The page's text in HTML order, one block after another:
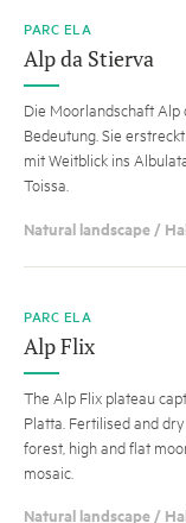
PARC ELA
Alp da Stierva
Die Moorlandschaft
Bedeutung. Sie
mit Weitblick ins
Toissa.
Natural landscape /
PARC ELA
Alp Flix
The Alp Flix plateau
Platta. Fertilised and
forest, high and flat
mosaic.
Natural landscape /